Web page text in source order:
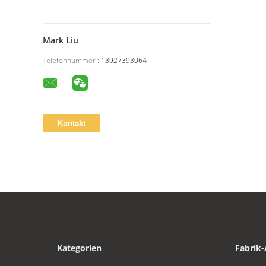
Mark Liu
Telefonnummer : 13927393064
Kategorien